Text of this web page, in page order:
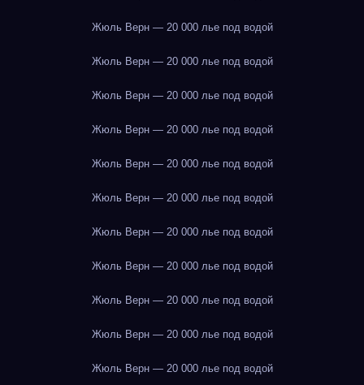
Жюль Верн — 20 000 лье под водой
Жюль Верн — 20 000 лье под водой
Жюль Верн — 20 000 лье под водой
Жюль Верн — 20 000 лье под водой
Жюль Верн — 20 000 лье под водой
Жюль Верн — 20 000 лье под водой
Жюль Верн — 20 000 лье под водой
Жюль Верн — 20 000 лье под водой
Жюль Верн — 20 000 лье под водой
Жюль Верн — 20 000 лье под водой
Жюль Верн — 20 000 лье под водой